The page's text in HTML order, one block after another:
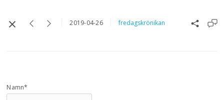
2019-04-26 fredagskrönikan
Namn*